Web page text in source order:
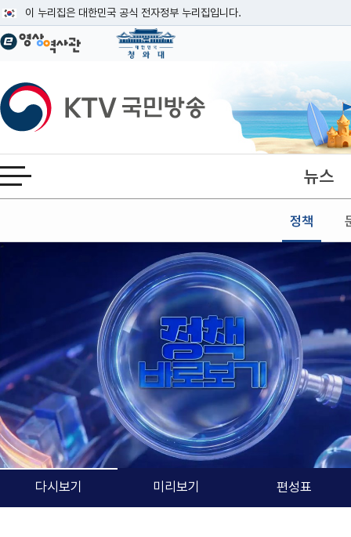
이 누리집은 대한민국 공식 전자정부 누리집입니다.
공식 누리집 주소 확인하기
이밖에 or.kr 또는 .kr등 다른 도메인 주소를 사용하고 있다면 아래 URL에서
운영중인 공식 누리집보기
KTV국민방송
전체메뉴 열기 뉴스
정책
본문
다시보기 미리보기 편성표